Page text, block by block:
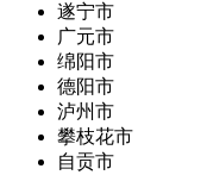
遂宁市
广元市
绵阳市
德阳市
泸州市
攀枝花市
自贡市